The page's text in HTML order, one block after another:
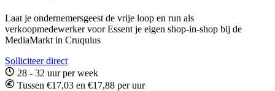
Laat je ondernemersgeest de vrije loop en run als
verkoopmedewerker voor Essent je eigen shop-in-shop bij de
MediaMarkt in Cruquius
Solliciteer direct
28 - 32 uur per week
Tussen €17,03 en €17,88 per uur